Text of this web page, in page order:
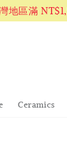
區滿
Ceramics